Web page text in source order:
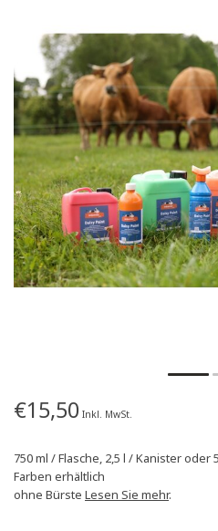
€15,50 Inkl. MwSt.
750 ml / Flasche, 2,5 l / Kanister
Farben erhältlich
ohne Bürste Lesen Sie mehr.